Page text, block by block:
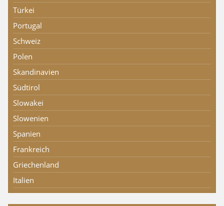
Türkei
Portugal
Schweiz
Polen
Skandinavien
Südtirol
Slowakei
Slowenien
Spanien
Frankreich
Griechenland
Italien